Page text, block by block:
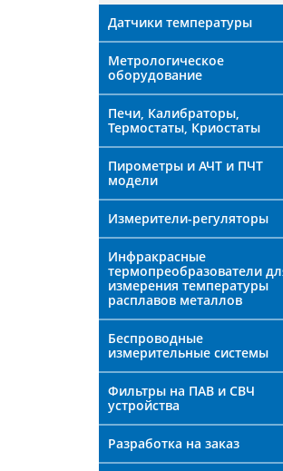
Датчики температуры
Метрологическое
оборудование
Печи, Калибраторы,
Термостаты, Криостаты
Пирометры и АЧТ и ПЧТ
модели
Измерители-регуляторы
Инфракрасные
термопреобразователи
измерения температуры
расплавов металлов
Беспроводные
измерительные системы
Фильтры на ПАВ и СВЧ
устройства
Разработка на заказ